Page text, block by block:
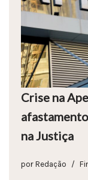
Crise na
na Justiça
por Redação